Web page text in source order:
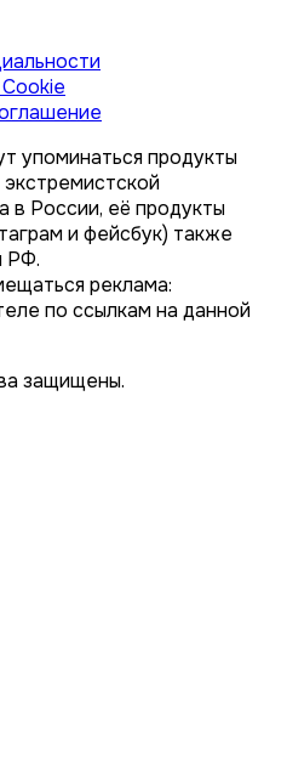
упоминаться продукты
в России, её продукты
и фейсбук) также
РФ.
реклама:
по ссылкам на данной
защищены.